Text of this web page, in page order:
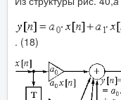
. (18)